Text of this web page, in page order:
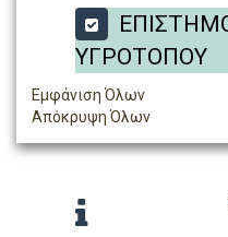
ΥΓΡΟΤΟΠΟΥ
Εμφάνιση Όλων
Απόκρυψη Όλων